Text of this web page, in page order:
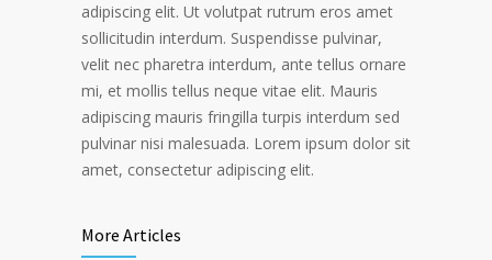
adipiscing elit. Ut volutpat rutrum eros amet
sollicitudin interdum. Suspendisse pulvinar,
velit nec pharetra interdum, ante tellus ornare
mi, et mollis tellus neque vitae elit. Mauris
adipiscing mauris fringilla turpis interdum sed
pulvinar nisi malesuada. Lorem ipsum dolor sit
amet, consectetur adipiscing elit.
More Articles